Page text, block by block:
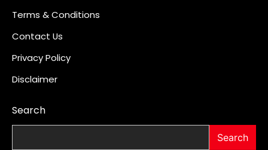
Terms & Conditions
Contact Us
Privacy Policy
Disclaimer
Search
Search